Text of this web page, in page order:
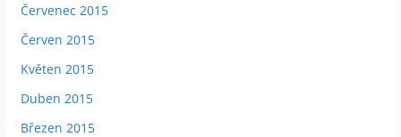
Červenec 2015
Červen 2015
Květen 2015
Duben 2015
Březen 2015